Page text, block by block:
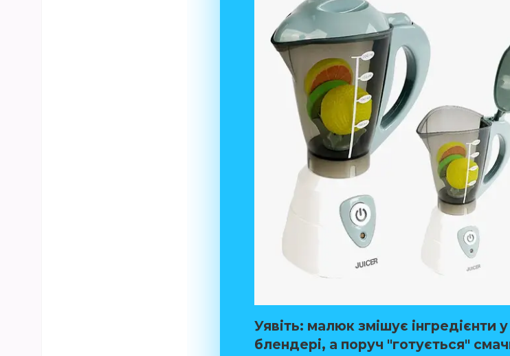
Уявіть: малюк змішує інгредієнти у
блендері, а поруч "готується"